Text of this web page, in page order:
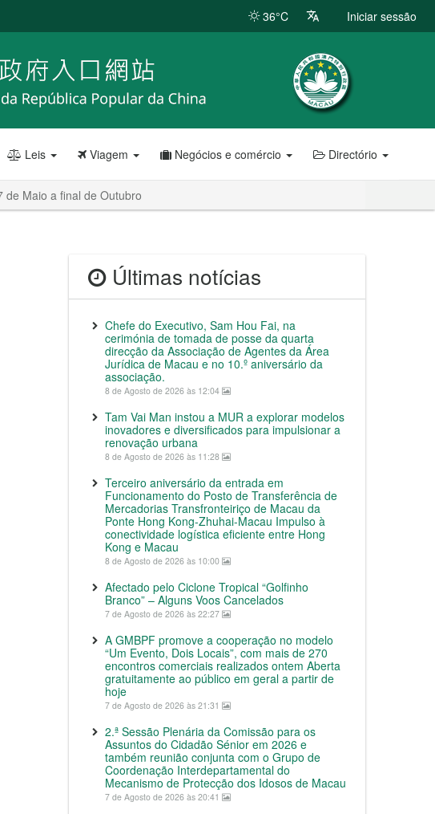
36°C Iniciar sessão
Leis Viagem Negócios e comércio Directório
Maio a final de Outubro
Últimas notícias
Chefe do Executivo, Sam Hou Fai, na
cerimónia de tomada de posse da quarta
direcção da Associação de Agentes da Área
Jurídica de Macau e no 10.º aniversário da
associação.
8 de Agosto de 2026 às 12:04
Tam Vai Man instou a MUR a explorar modelos
inovadores e diversificados para impulsionar a
renovação urbana
8 de Agosto de 2026 às 11:28
Terceiro aniversário da entrada em
Funcionamento do Posto de Transferência de
Mercadorias Transfronteiriço de Macau da
Ponte Hong Kong-Zhuhai-Macau Impulso à
conectividade logística eficiente entre Hong
Kong e Macau
8 de Agosto de 2026 às 10:00
Afectado pelo Ciclone Tropical “Golfinho
Branco” – Alguns Voos Cancelados
7 de Agosto de 2026 às 22:27
A GMBPF promove a cooperação no modelo
“Um Evento, Dois Locais”, com mais de 270
encontros comerciais realizados ontem Aberta
gratuitamente ao público em geral a partir de
hoje
7 de Agosto de 2026 às 21:31
2.ª Sessão Plenária da Comissão para os
Assuntos do Cidadão Sénior em 2026 e
também reunião conjunta com o Grupo de
Coordenação Interdepartamental do
Mecanismo de Protecção dos Idosos de Macau
7 de Agosto de 2026 às 20:41